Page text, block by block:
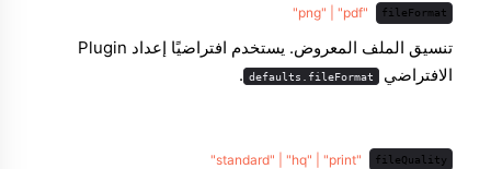
fileFormat
"png" | "pdf"
تنسيق الملف المعروض. يستخدم افتراضيًا إعداد Plugin
الافتراضي
defaults.fileFormat
.
fileQuality
"standard" | "hq" | "print"